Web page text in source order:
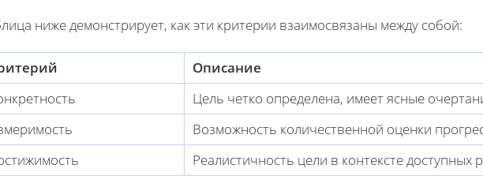
ниже демонстрирует, как эти критерии взаимосвязаны между собой:
Описание
Цель четко определена, имеет ясные
Возможность количественной оценки
Реалистичность цели в контексте доступных